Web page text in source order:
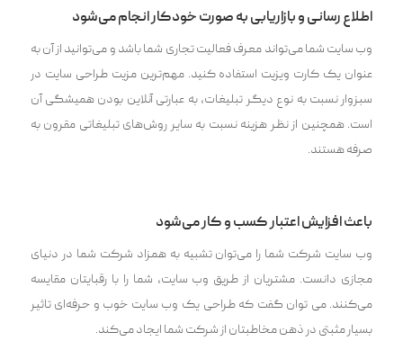
اطلاع رسانی و بازاریابی به صورت خودکار انجام می‌شود
وب سایت شما می‌تواند معرف فعالیت تجاری شما باشد و می‌توانید از آن به
عنوان یک کارت ویزیت استفاده کنید. مهم‌ترین مزیت طراحی سایت در
سبزوار نسبت به نوع دیگر تبلیغات، به عبارتی آنلاین بودن همیشگی آن
است. همچنین از نظر هزینه نسبت به سایر روش‌های تبلیغاتی مقرون به
صرفه هستند.
باعث افزایش اعتبار کسب و کار می‌شود
وب سایت شرکت شما را می‌توان تشبیه به همزاد شرکت شما در دنیای
مجازی دانست. مشتریان از طریق وب سایت، شما را با رقبایتان مقایسه
می‌کنند. می توان گفت که طراحی یک وب سایت خوب و حرفه‌ای تاثیر
بسیار مثبتی در ذهن مخاطبتان از شرکت شما ایجاد می‌کند.